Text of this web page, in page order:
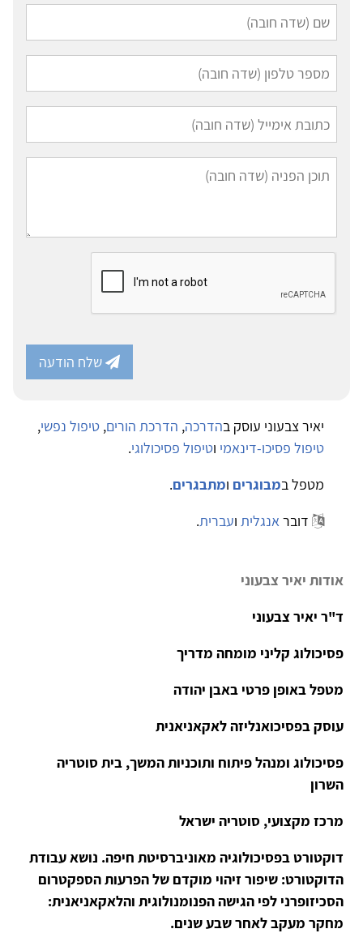
שלח הודעה
יאיר צבעוני עוסק בהדרכה, הדרכת הורים, טיפול נפשי,
טיפול פסיכו-דינאמי וטיפול פסיכולוגי.
מטפל במבוגרים ומתבגרים.
דובראנגלית ועברית.
אודות יאיר צבעוני
ד"ר יאיר צבעוני
פסיכולוג קליני מומחה מדריך
מטפל באופן פרטי באבן יהודה
עוסק בפסיכואנליזה לאקאניאנית
פסיכולוג ומנהל פיתוח ותוכניות המשך, בית סוטריה
השרון
מרכז מקצועי, סוטריה ישראל
דוקטורט בפסיכולוגיה מאוניברסיטת חיפה. נושא עבודת
הדוקטורט: שיפור זיהוי מוקדם של הפרעות הספקטרום
הסכיזופרני לפי הגישה הפנומנולוגית והלאקאניאנית:
מחקר מעקב לאחר שבע שנים.